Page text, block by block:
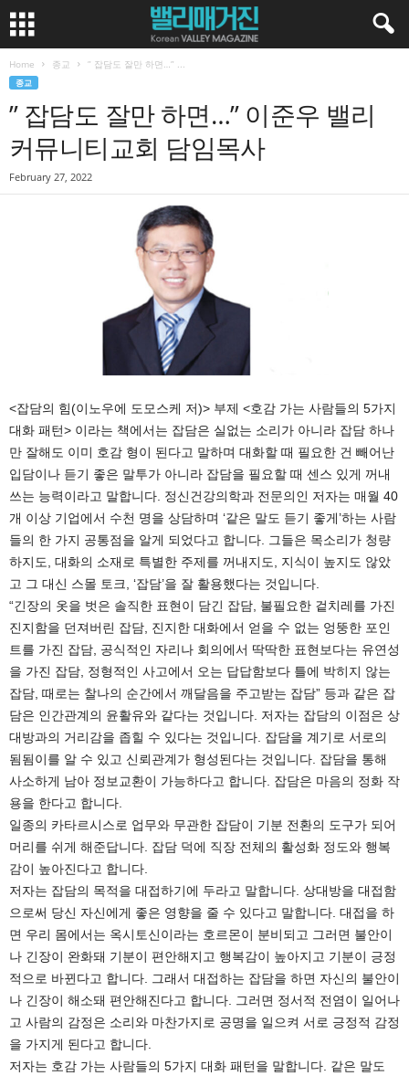
Home 종교 ” 잡담도 잘만 하면…” ...
종교
” 잡담도 잘만 하면…” 이준우 밸리
커뮤니티교회 담임목사
February 27, 2022
<잡담의 힘(이노우에 도모스케 저)> 부제 <호감 가는 사람들의 5가지
대화 패턴> 이라는 책에서는 잡담은 실없는 소리가 아니라 잡담 하나
만 잘해도 이미 호감 형이 된다고 말하며 대화할 때 필요한 건 빼어난
입담이나 듣기 좋은 말투가 아니라 잡담을 필요할 때 센스 있게 꺼내
쓰는 능력이라고 말합니다. 정신건강의학과 전문의인 저자는 매월 40
개 이상 기업에서 수천 명을 상담하며 ‘같은 말도 듣기 좋게’하는 사람
들의 한 가지 공통점을 알게 되었다고 합니다. 그들은 목소리가 청량
하지도, 대화의 소재로 특별한 주제를 꺼내지도, 지식이 높지도 않았
고 그 대신 스몰 토크, ‘잡담’을 잘 활용했다는 것입니다.
“긴장의 옷을 벗은 솔직한 표현이 담긴 잡담, 불필요한 겉치레를 가진
진지함을 던져버린 잡담, 진지한 대화에서 얻을 수 없는 엉뚱한 포인
트를 가진 잡담, 공식적인 자리나 회의에서 딱딱한 표현보다는 유연성
을 가진 잡담, 정형적인 사고에서 오는 답답함보다 틀에 박히지 않는
잡담, 때로는 찰나의 순간에서 깨달음을 주고받는 잡담” 등과 같은 잡
담은 인간관계의 윤활유와 같다는 것입니다. 저자는 잡담의 이점은 상
대방과의 거리감을 좁힐 수 있다는 것입니다. 잡담을 계기로 서로의
됨됨이를 알 수 있고 신뢰관계가 형성된다는 것입니다. 잡담을 통해
사소하게 남아 정보교환이 가능하다고 합니다. 잡담은 마음의 정화 작
용을 한다고 합니다.
일종의 카타르시스로 업무와 무관한 잡담이 기분 전환의 도구가 되어
머리를 쉬게 해준답니다. 잡담 덕에 직장 전체의 활성화 정도와 행복
감이 높아진다고 합니다.
저자는 잡담의 목적을 대접하기에 두라고 말합니다. 상대방을 대접함
으로써 당신 자신에게 좋은 영향을 줄 수 있다고 말합니다. 대접을 하
면 우리 몸에서는 옥시토신이라는 호르몬이 분비되고 그러면 불안이
나 긴장이 완화돼 기분이 편안해지고 행복감이 높아지고 기분이 긍정
적으로 바뀐다고 합니다. 그래서 대접하는 잡담을 하면 자신의 불안이
나 긴장이 해소돼 편안해진다고 합니다. 그러면 정서적 전염이 일어나
고 사람의 감정은 소리와 마찬가지로 공명을 일으켜 서로 긍정적 감정
을 가지게 된다고 합니다.
저자는 호감 가는 사람들의 5가지 대화 패턴을 말합니다. 같은 말도